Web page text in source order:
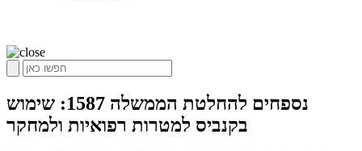
נספחים להחלטת הממשלה 1587: שימוש
בקנביס למטרות רפואיות ולמחקר